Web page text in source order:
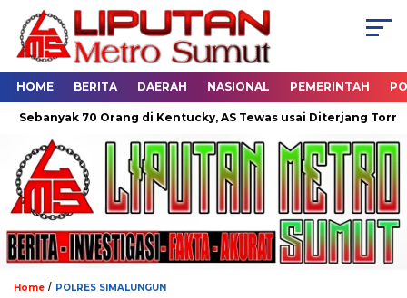
HOME BERITA DAERAH NASIONAL PEMERINTAH
70 Orang di Kentucky, AS Tewas usai Diterjang Tornado Dahsyat
Home / POLRES SIMALUNGUN